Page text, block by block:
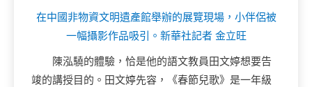
在中國非物資文明遺產館舉辦的展覽現場，小伴侶被
一幅攝影作品吸引。新華社記者 金立旺
陳泓驍的體驗，恰是他的語文教員田文婷想要告
竣的講授目的。田文婷先容，《春節兒歌》是一年級